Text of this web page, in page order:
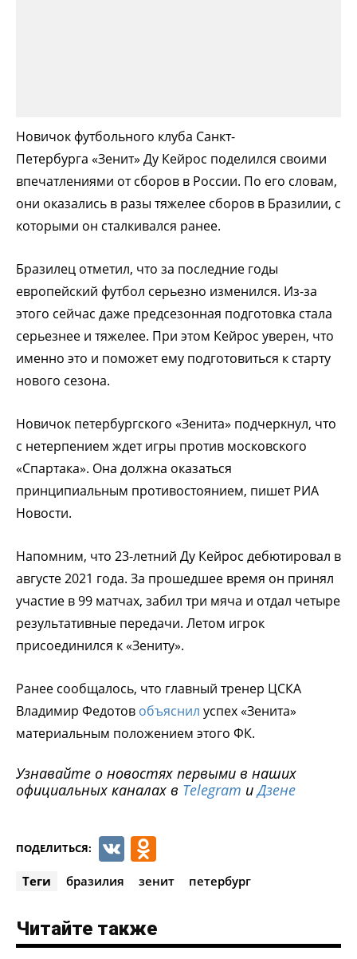
Новичок футбольного клуба Санкт-
Петербурга «Зенит» Ду Кейрос поделился своими
впечатлениями от сборов в России. По его словам,
они оказались в разы тяжелее сборов в Бразилии, с
которыми он сталкивался ранее.
Бразилец отметил, что за последние годы
европейский футбол серьезно изменился. Из-за
этого сейчас даже предсезонная подготовка стала
серьезнее и тяжелее. При этом Кейрос уверен, что
именно это и поможет ему подготовиться к старту
нового сезона.
Новичок петербургского «Зенита» подчеркнул, что
с нетерпением ждет игры против московского
«Спартака». Она должна оказаться
принципиальным противостоянием, пишет РИА
Новости.
Напомним, что 23-летний Ду Кейрос дебютировал в
августе 2021 года. За прошедшее время он принял
участие в 99 матчах, забил три мяча и отдал четыре
результативные передачи. Летом игрок
присоединился к «Зениту».
Ранее сообщалось, что главный тренер ЦСКА
Владимир Федотов объяснил успех «Зенита»
материальным положением этого ФК.
Узнавайте о новостях первыми в наших
официальных каналах в Telegram иДзене
ПОДЕЛИТЬСЯ: VK
Теги бразилия зенит петербург
Читайте также